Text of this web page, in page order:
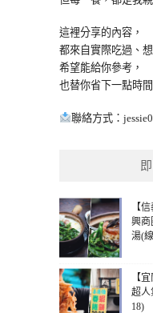
這裡分享的內容，
都來自實際吃過、
希望能給你參考，
也替你省下一點時間
聯絡方式：
【
興商
湯(
【
超人
18)